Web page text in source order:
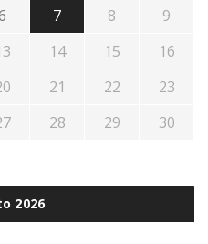
2026
7 8
9
14 15
16
21 22
23
28 29
30